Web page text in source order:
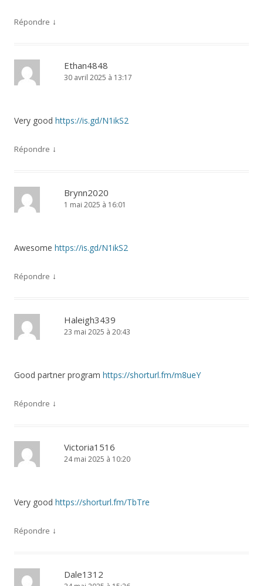
Répondre ↓
Ethan4848
30 avril 2025 à 13:17
Very good https://is.gd/N1ikS2
Répondre ↓
Brynn2020
1 mai 2025 à 16:01
Awesome https://is.gd/N1ikS2
Répondre ↓
Haleigh3439
23 mai 2025 à 20:43
Good partner program https://shorturl.fm/m8ueY
Répondre ↓
Victoria1516
24 mai 2025 à 10:20
Very good https://shorturl.fm/TbTre
Répondre ↓
Dale1312